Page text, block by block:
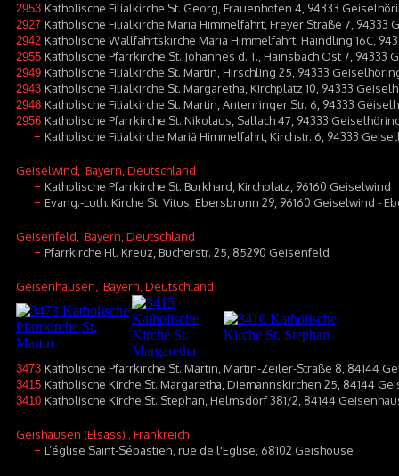
2953 Katholische Filialkirche St. Georg, Frauenhofen 4, 94333
2927 Katholische Filialkirche Mariä Himmelfahrt, Freyer Straße 7, 94333
2942 Katholische Wallfahrtskirche Mariä Himmelfahrt, Haindling 16C,
2955 Katholische Pfarrkirche St. Johannes d. T., Hainsbach Ost 7, 94333
2949 Katholische Filialkirche St. Martin, Hirschling 25, 94333
2943 Katholische Filialkirche St. Margaretha, Kirchplatz 10, 94333
2948 Katholische Filialkirche St. Martin, Antenringer Str. 6, 94333
2956 Katholische Pfarrkirche St. Nikolaus, Sallach 47, 94333
+ Katholische Filialkirche Mariä Himmelfahrt, Kirchstr. 6, 94333
Geiselwind , Bayern, Deutschland
+ Katholische Pfarrkirche St. Burkhard, Kirchplatz, 96160 Geiselwind
+ Evang.-Luth. Kirche St. Vitus, Ebersbrunn 29, 96160 Geiselwind -
Geisenfeld , Bayern, Deutschland
+ Pfarrkirche Hl. Kreuz, Bucherstr. 25, 85290 Geisenfeld
Geisenhausen , Bayern, Deutschland
3473 Katholische Pfarrkirche St. Martin, Martin-Zeiler-Straße 8, 84144
3415 Katholische Kirche St. Margaretha, Diemannskirchen 25, 84144
3410 Katholische Kirche St. Stephan, Helmsdorf 381/2, 84144
Geishausen (Elsass) , Frankreich
+ L’église Saint-Sébastien, rue de l'Eglise, 68102 Geishouse